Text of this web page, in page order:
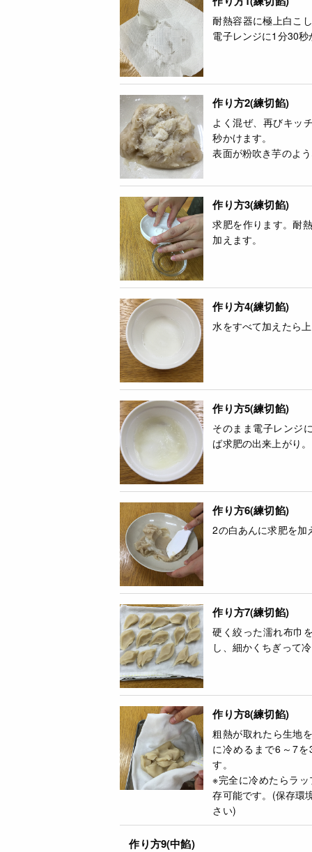
耐熱容器に極上白こ
電子レンジに1分30秒
作り方2(練切餡)
よく混ぜ、再びキッ
秒かけます。
表面が粉吹き芋のよ
作り方3(練切餡)
求肥を作ります。耐
加えます。
作り方4(練切餡)
水をすべて加えたら
作り方5(練切餡)
そのまま電子レンジ
ば求肥の出来上がり。
作り方6(練切餡)
2の白あんに求肥を加
作り方7(練切餡)
硬く絞った濡れ布巾
し、細かくちぎって
作り方8(練切餡)
粗熱が取れたら生地
に冷めるまで6～7
す。
※完全に冷めたらラ
存可能です。(保存環
さい)
作り方9(中餡)